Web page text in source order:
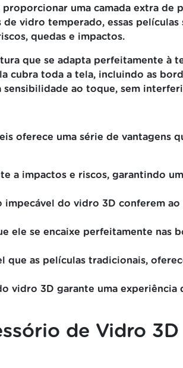
uma camada extra de
vidro temperado, essas películas
quedas e impactos.
que se adapta perfeitamente
cubra toda a tela, incluindo as
ao toque, sem
oferece uma série de vantagens
a impactos e riscos, garantindo
impecável do vidro 3D conferem
ele se encaixe perfeitamente nas
que as películas tradicionais,
vidro 3D garante uma experiência
de Vidro 3D